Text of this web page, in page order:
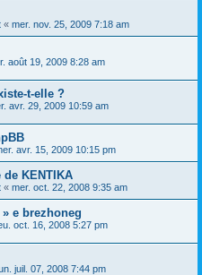
« mer. nov. 25, 2009 7:18 am
août 19, 2009 8:28 am
t-elle ?
avr. 29, 2009 10:59 am
avr. 15, 2009 10:15 pm
KENTIKA
« mer. oct. 22, 2008 9:35 am
e brezhoneg
oct. 16, 2008 5:27 pm
juil. 07, 2008 7:44 pm